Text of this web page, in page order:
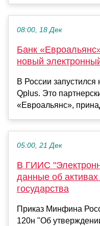
08:00, 18 Дек
Банк
новый
В России
Qplus. Это
«Евроальянс»,
05:00, 21 Дек
В ГИИС
данные об активах
государства
Приказ Минфина
120н "Об